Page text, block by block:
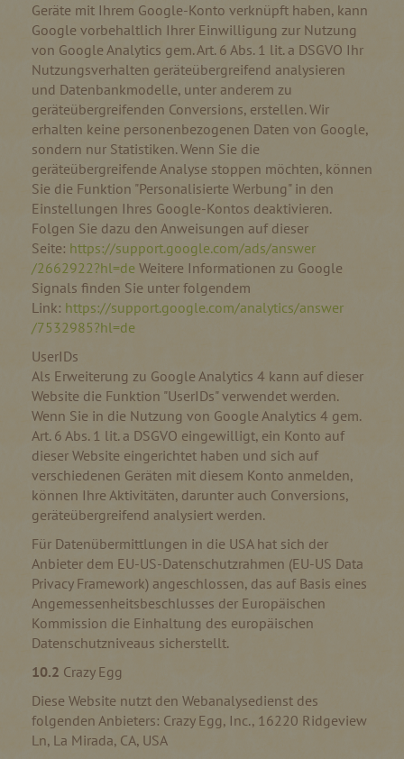
Geräte mit Ihrem Google-Konto verknüpft haben, kann
Google vorbehaltlich Ihrer Einwilligung zur Nutzung
von Google Analytics gem. Art. 6 Abs. 1 lit. a DSGVO Ihr
Nutzungsverhalten geräteübergreifend analysieren
und Datenbankmodelle, unter anderem zu
geräteübergreifenden Conversions, erstellen. Wir
erhalten keine personenbezogenen Daten von Google,
sondern nur Statistiken. Wenn Sie die
geräteübergreifende Analyse stoppen möchten, können
Sie die Funktion "Personalisierte Werbung" in den
Einstellungen Ihres Google-Kontos deaktivieren.
Folgen Sie dazu den Anweisungen auf dieser
Seite: https://support.google.com/ads/answer
/2662922?hl=de Weitere Informationen zu Google
Signals finden Sie unter folgendem
Link: https://support.google.com/analytics/answer
/7532985?hl=de
UserIDs
Als Erweiterung zu Google Analytics 4 kann auf dieser
Website die Funktion "UserIDs" verwendet werden.
Wenn Sie in die Nutzung von Google Analytics 4 gem.
Art. 6 Abs. 1 lit. a DSGVO eingewilligt, ein Konto auf
dieser Website eingerichtet haben und sich auf
verschiedenen Geräten mit diesem Konto anmelden,
können Ihre Aktivitäten, darunter auch Conversions,
geräteübergreifend analysiert werden.
Für Datenübermittlungen in die USA hat sich der
Anbieter dem EU-US-Datenschutzrahmen (EU-US Data
Privacy Framework) angeschlossen, das auf Basis eines
Angemessenheitsbeschlusses der Europäischen
Kommission die Einhaltung des europäischen
Datenschutzniveaus sicherstellt.
10.2 Crazy Egg
Diese Website nutzt den Webanalysedienst des
folgenden Anbieters: Crazy Egg, Inc., 16220 Ridgeview
Ln, La Mirada, CA, USA